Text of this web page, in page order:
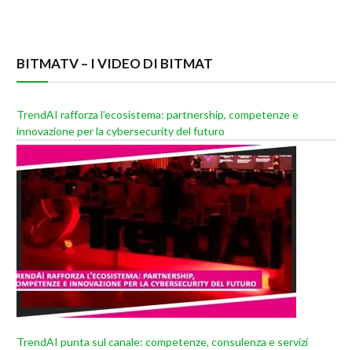
BITMATV – I VIDEO DI BITMAT
TrendAI rafforza l’ecosistema: partnership, competenze e
innovazione per la cybersecurity del futuro
TrendAI punta sul canale: competenze, consulenza e servizi